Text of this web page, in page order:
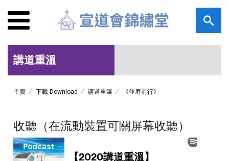
講道重溫
主頁 下載 Download 講道重溫 《並肩前行》
收聽（在流動裝置可關屏幕收聽）